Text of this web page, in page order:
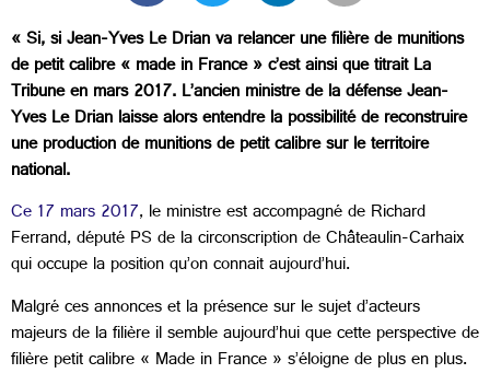
« Si, si Jean-Yves Le Drian va relancer une filière de munitions
de petit calibre « made in France » c’est ainsi que titrait La
Tribune en mars 2017. L’ancien ministre de la défense Jean-
Yves Le Drian laisse alors entendre la possibilité de reconstruire
une production de munitions de petit calibre sur le territoire
national.
Ce 17 mars 2017, le ministre est accompagné de Richard
Ferrand, député PS de la circonscription de Châteaulin-Carhaix
qui occupe la position qu’on connait aujourd’hui.
Malgré ces annonces et la présence sur le sujet d’acteurs
majeurs de la filière il semble aujourd’hui que cette perspective de
filière petit calibre « Made in France » s’éloigne de plus en plus.